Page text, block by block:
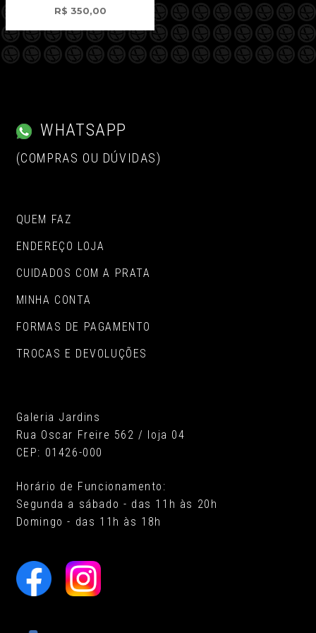
R$ 350,00
WHATSAPP
(COMPRAS OU DÚVIDAS)
QUEM FAZ
ENDEREÇO LOJA
CUIDADOS COM A PRATA
MINHA CONTA
FORMAS DE PAGAMENTO
TROCAS E DEVOLUÇÕES
Galeria Jardins
Rua Oscar Freire 562 / loja 04
CEP: 01426-000
Horário de Funcionamento:
Segunda a sábado - das 11h às 20h
Domingo - das 11h às 18h